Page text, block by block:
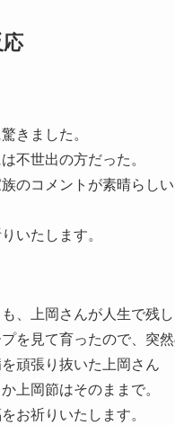
きました。
不世出の方だった。
のコメントが素晴らし
いたします。
、上岡さんが人生で残
を見て育ったので、突
頑張り抜いた上岡さん
上岡節はそのままで。
お祈りいたします。